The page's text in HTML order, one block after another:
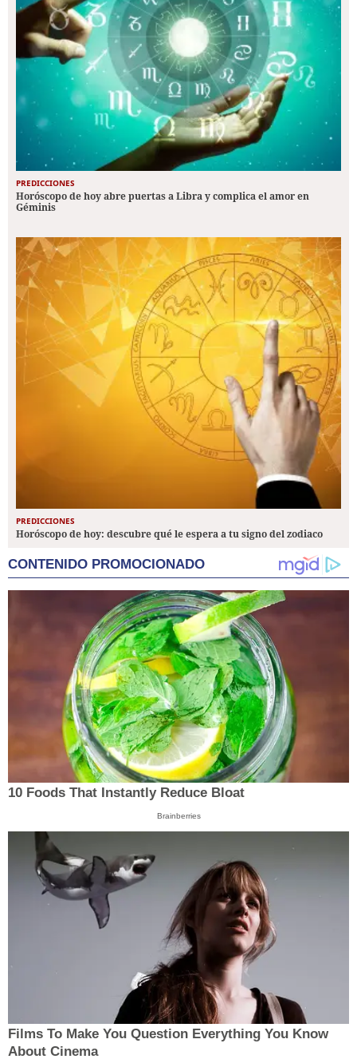
PREDICCIONES
Horóscopo de hoy abre puertas a Libra y complica el amor en
Géminis
PREDICCIONES
Horóscopo de hoy: descubre qué le espera a tu signo del zodiaco
CONTENIDO PROMOCIONADO
10 Foods That Instantly Reduce Bloat
Brainberries
Films To Make You Question Everything You Know
About Cinema